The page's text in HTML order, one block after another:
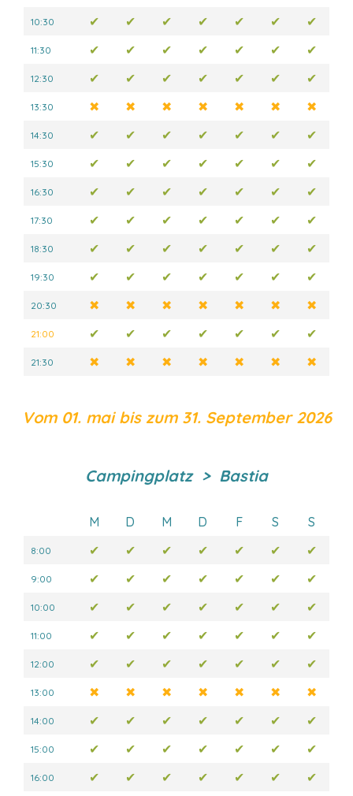
10:30 ✔ ✔ ✔ ✔ ✔ ✔ ✔
11:30 ✔ ✔ ✔ ✔ ✔ ✔ ✔
12:30 ✔ ✔ ✔ ✔ ✔ ✔ ✔
13:30 ✖ ✖ ✖ ✖ ✖ ✖ ✖
14:30 ✔ ✔ ✔ ✔ ✔ ✔ ✔
15:30 ✔ ✔ ✔ ✔ ✔ ✔ ✔
16:30 ✔ ✔ ✔ ✔ ✔ ✔ ✔
17:30 ✔ ✔ ✔ ✔ ✔ ✔ ✔
18:30 ✔ ✔ ✔ ✔ ✔ ✔ ✔
19:30 ✔ ✔ ✔ ✔ ✔ ✔ ✔
20:30 ✖ ✖ ✖ ✖ ✖ ✖ ✖
21:00 ✔ ✔ ✔ ✔ ✔ ✔ ✔
21:30 ✖ ✖ ✖ ✖ ✖ ✖ ✖
Vom 01. mai bis zum 31. September 2026
Campingplatz > Bastia
M D M D F S S
8:00 ✔ ✔ ✔ ✔ ✔ ✔ ✔
9:00 ✔ ✔ ✔ ✔ ✔ ✔ ✔
10:00 ✔ ✔ ✔ ✔ ✔ ✔ ✔
11:00 ✔ ✔ ✔ ✔ ✔ ✔ ✔
12:00 ✔ ✔ ✔ ✔ ✔ ✔ ✔
13:00 ✖ ✖ ✖ ✖ ✖ ✖ ✖
14:00 ✔ ✔ ✔ ✔ ✔ ✔ ✔
15:00 ✔ ✔ ✔ ✔ ✔ ✔ ✔
16:00 ✔ ✔ ✔ ✔ ✔ ✔ ✔